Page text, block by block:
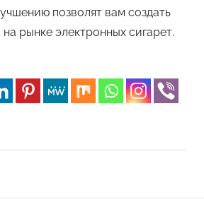
позволят вам создать
рынке электронных сигарет.